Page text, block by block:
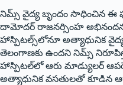
నిమ్స్ వైద్య బృందం సాధించిన ఈ
దామోదర్ రాజనర్సింహ
హాస్పిటల్స్‌లోనూ అత్యాధునిక
తెలంగాణకు ఉందని నిమ్స్
హాస్పిటల్‌లో ఆరు మాడ్యులర్
అత్యాధునిక వసతులతో కూడిన